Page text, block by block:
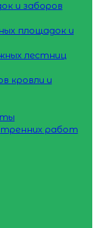
и заборов
площадок и
лестниц
кровли и
работ